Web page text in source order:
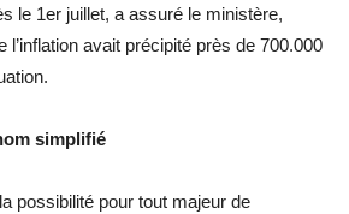
le 1er juillet, a assuré le ministère,
l’inflation avait précipité près de 700.000
simplifié
possibilité pour tout majeur de